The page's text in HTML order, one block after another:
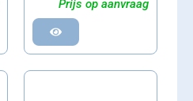
Prijs op aanvraag